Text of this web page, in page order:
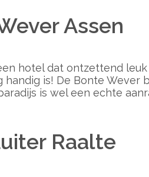
Assen
hotel dat ontzettend
handig is! De Bonte
is wel een echte
Raalte